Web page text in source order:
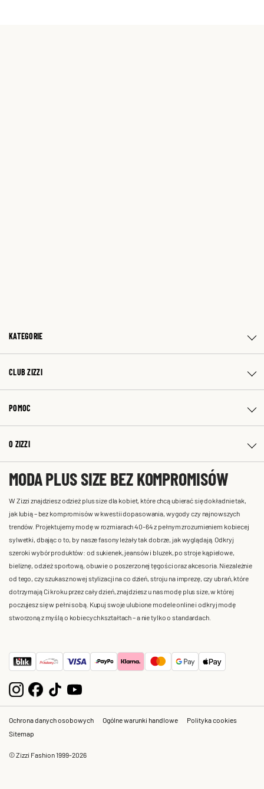
KATEGORIE
CLUB ZIZZI
POMOC
O ZIZZI
MODA PLUS SIZE BEZ KOMPROMISÓW
W Zizzi znajdziesz odzież plus size dla kobiet, które chcą ubierać się dokładnie tak,
jak lubią – bez kompromisów w kwestii dopasowania, wygody czy najnowszych
trendów. Projektujemy modę w rozmiarach 40-64 z pełnym zrozumieniem kobiecej
sylwetki, dbając o to, by nasze fasony leżały tak dobrze, jak wyglądają. Odkryj
szeroki wybór produktów: od sukienek, jeansów i bluzek, po stroje kąpielowe,
bieliznę, odzież sportową, obuwie o poszerzonej tęgości oraz akcesoria. Niezależnie
od tego, czy szukasz nowej stylizacji na co dzień, stroju na imprezę, czy ubrań, które
dotrzymają Ci kroku przez cały dzień, znajdziesz u nas modę plus size, w której
poczujesz się w pełni sobą. Kupuj swoje ulubione modele online i odkryj modę
stworzoną z myślą o kobiecych kształtach – a nie tylko o standardach.
Ochrona danych osobowych Ogólne warunki handlowe
Polityka cookies
Sitemap
© Zizzi Fashion 1999-2026